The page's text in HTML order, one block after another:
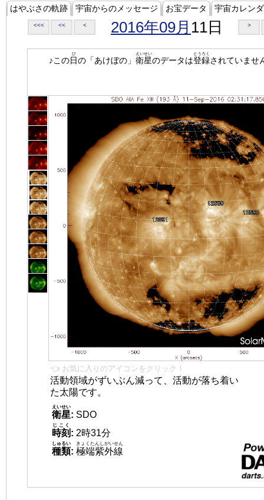
はやぶさの軌跡 宇宙からのメッセージ お宝データ 宇宙カレン
<<< << < 2016年09月 11日 >
♪この日
ひ
の「あけぼの」 衛星
えいせい
のデータは登録
とうろく
されていませ
👈 お気に入りのアイコンをクリック！
活動領域がずいぶん減って、活動が落ち着い
た太陽です。
衛星
えいせい
: SDO
時刻
じこく
: 2時31分
種類
しゅるい
: 極端紫外線
きょくたんしがいせん